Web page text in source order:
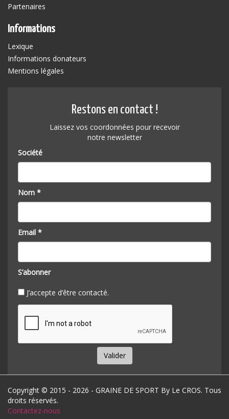
Partenaires
Informations
Lexique
Informations donateurs
Mentions légales
Restons en contact !
Laissez vos coordonnées pour recevoir
notre newsletter
Société
Nom *
Email *
S’abonner
J’accepte d’être contacté.
Valider
Copyright © 2015 - 2026 - GRAINE DE SPORT By Le CROS. Tous
droits réservés.
Contactez-nous